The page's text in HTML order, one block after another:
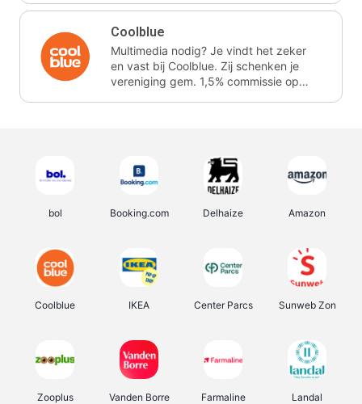
Coolblue
Multimedia nodig? Je vindt het zeker
en vast bij Coolblue. Zij schenken je
vereniging gem. 1,5% commissie op
bol Booking.com Delhaize Amazon
Coolblue IKEA Center Parcs Sunweb Zon
Zooplus Vanden Borre Farmaline Landal